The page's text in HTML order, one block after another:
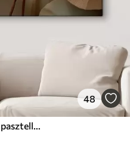
48
Absztrakt ginkgólevelek meleg pasztell színekben